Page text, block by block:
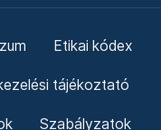
Etikai kódex
tájékoztató
Szabályzatok